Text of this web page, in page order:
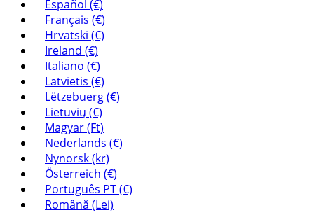
Español (€)
Français (€)
Hrvatski (€)
Ireland (€)
Italiano (€)
Latvietis (€)
Lëtzebuerg (€)
Lietuvių (€)
Magyar (Ft)
Nederlands (€)
Nynorsk (kr)
Österreich (€)
Português PT (€)
Română (Lei)